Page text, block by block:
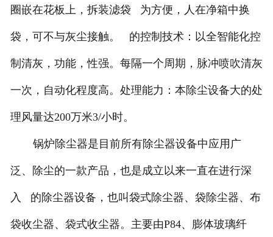
圈嵌在花板上，拆装滤袋 为方便，人在净箱中换
袋，可不与灰尘接触。 的控制技术：以全智能化控
制清灰，功能，性强。每隔一个周期，脉冲喷吹清灰
一次，自动化程度高。处理能力：本除尘设备大的处
理风量达200万米3/小时。
锅炉除尘器是目前所有除尘器设备中应用广
泛、除尘的一款产品，也是成立以来一直在进行深
入 的除尘器设备，也叫袋式除尘器、袋除尘器、布
袋收尘器、袋式收尘器。主要由P84、膨体玻璃纤